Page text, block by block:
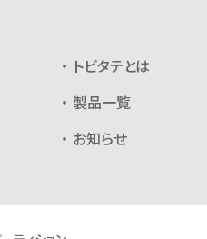
トビタテとは
製品一覧
お知らせ